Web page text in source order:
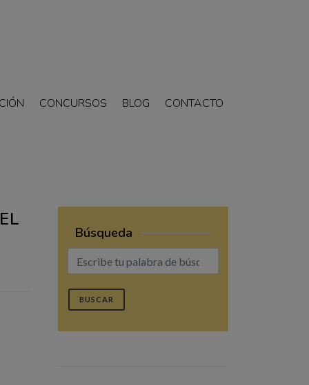
CONCURSOS BLOG CONTACTO
Búsqueda
BUSCAR